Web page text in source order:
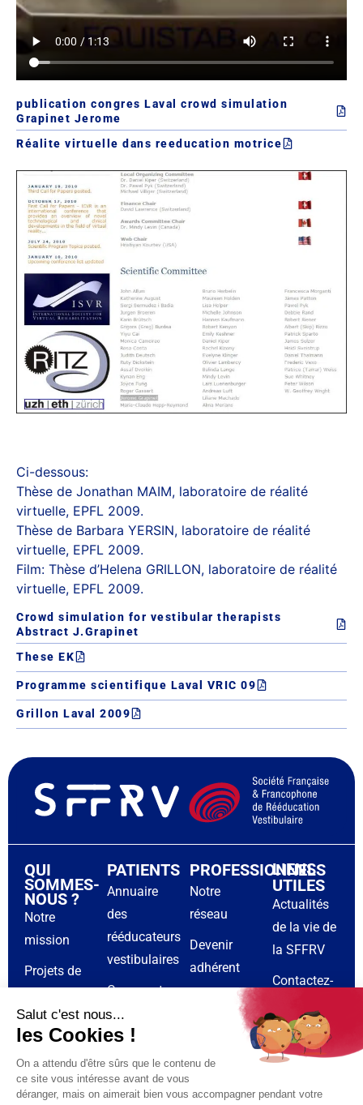
publication congres Laval crowd simulation
Grapinet Jerome
Réalite virtuelle dans reeducation motrice
Ci-dessous:
Thèse de Jonathan MAIM, laboratoire de réalité
virtuelle, EPFL 2009.
Thèse de Barbara YERSIN, laboratoire de réalité
virtuelle, EPFL 2009.
Film: Thèse d’Helena GRILLON, laboratoire de réalité
virtuelle, EPFL 2009.
Crowd simulation for vestibular therapists
Abstract J.Grapinet
These EK
Programme scientifique Laval VRIC 09
Grillon Laval 2009
QUI
SOMMES-
NOUS ?
Notre
mission
Projets de
Sponsors
PATIENTS
Annuaire
des
rééducateurs
vestibulaires
Causes et
symptômes
du
syndrome
vestibulaire
PROFESSIONNELS
Notre
réseau
Devenir
adhérent
Formations
rééducation
vestibulaire
Calendrier
LIENS
UTILES
Actualités
de la vie de
la SFFRV
Contactez-
Espace
adhérent
CR de